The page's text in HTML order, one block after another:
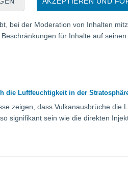
zur Überprüfung von Fakten
bei der Moderation von Inhalten
für Inhalte auf
die Luftfeuchtigkeit in der
zeigen, dass Vulkanausbrüche die
signifikant sein wie die direkten